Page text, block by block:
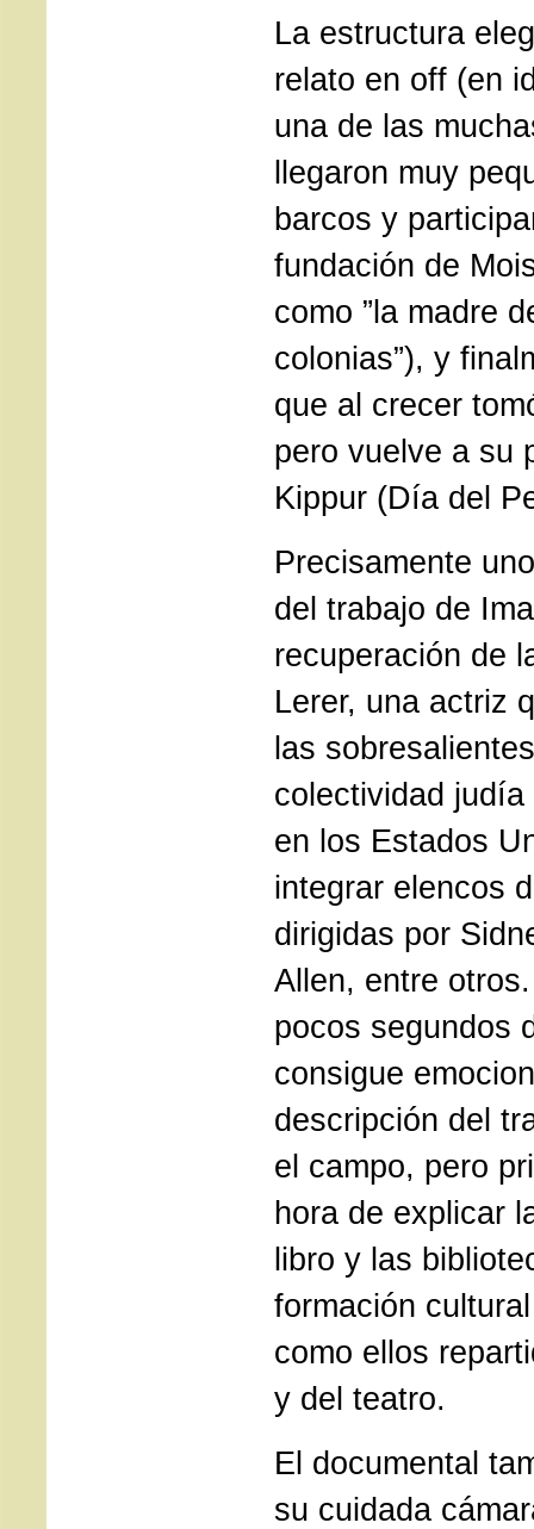
La estructura
relato en off (en
una de las
llegaron muy
barcos y
fundación de
como ”la madre
colonias”), y
que al crecer
pero vuelve a su
Kippur (Día del
Precisamente
del trabajo de
recuperación de
Lerer, una actriz
las
colectividad
en los Estados
integrar elencos
dirigidas por
Allen, entre
pocos segundos
consigue
descripción del
el campo, pero
hora de explicar
libro y las
formación
como ellos
y del teatro.
El documental
su cuidada